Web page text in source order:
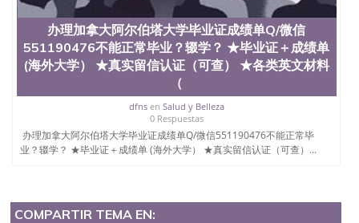
办理加拿大阿尔伯塔大学毕业证成绩单Q/微信
551190476不能正常毕业？辍学？ ★毕业证＋成绩单
(海外大学） ★真实留信认证（可查） ★各类英文材料
（
dfnsen Salud y Belleza
0 Respuestas
办理加拿大阿尔伯塔大学毕业证成绩单Q/微信551190476不能正常毕
业？辍学？ ★毕业证＋成绩单 (海外大学） ★真实留信认证（可查）...
COMPARTIR TEMA EN: